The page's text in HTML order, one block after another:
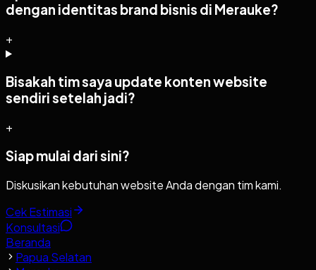
dengan identitas brand bisnis di Merauke?
+
Bisakah tim saya update konten website
sendiri setelah jadi?
+
Siap mulai dari sini?
Diskusikan kebutuhan website Anda dengan tim kami.
Cek Estimasi
Konsultasi
Beranda
Papua Selatan